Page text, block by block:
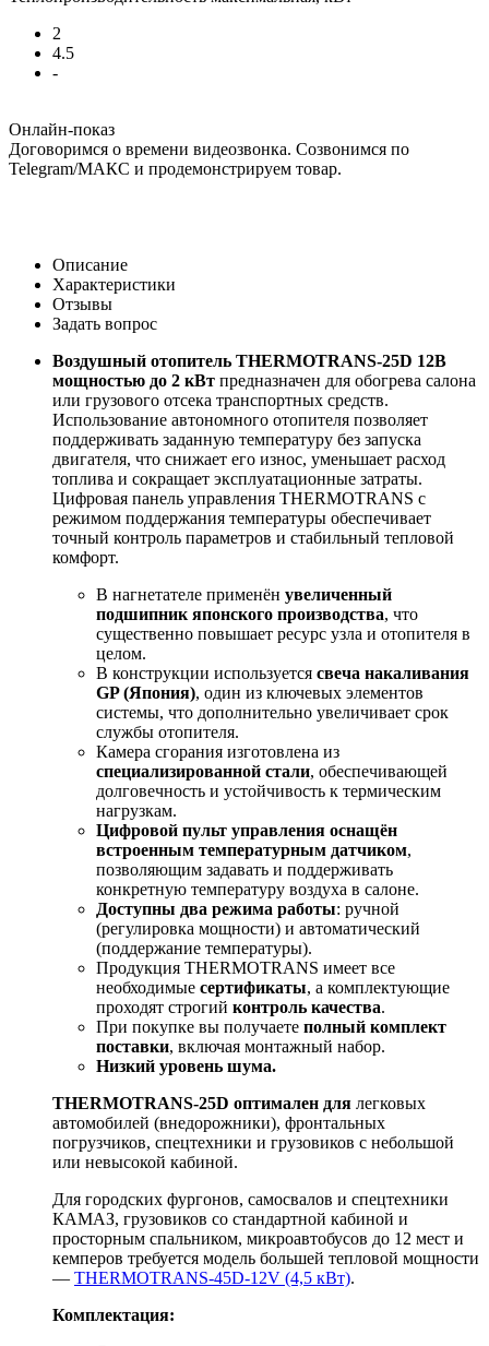
2
4.5
-
Онлайн-показ
Договоримся о времени видеозвонка. Созвонимся по
Telegram/МАКС и продемонстрируем товар.
Описание
Характеристики
Отзывы
Задать вопрос
Воздушный отопитель THERMOTRANS-25D 12В
мощностью до 2 кВт предназначен для обогрева салона
или грузового отсека транспортных средств.
Использование автономного отопителя позволяет
поддерживать заданную температуру без запуска
двигателя, что снижает его износ, уменьшает расход
топлива и сокращает эксплуатационные затраты.
Цифровая панель управления THERMOTRANS с
режимом поддержания температуры обеспечивает
точный контроль параметров и стабильный тепловой
комфорт.
В нагнетателе применён увеличенный
подшипник японского производства, что
существенно повышает ресурс узла и отопителя в
целом.
В конструкции используется свеча накаливания
GP (Япония), один из ключевых элементов
системы, что дополнительно увеличивает срок
службы отопителя.
Камера сгорания изготовлена из
специализированной стали, обеспечивающей
долговечность и устойчивость к термическим
нагрузкам.
Цифровой пульт управления оснащён
встроенным температурным датчиком,
позволяющим задавать и поддерживать
конкретную температуру воздуха в салоне.
Доступны два режима работы: ручной
(регулировка мощности) и автоматический
(поддержание температуры).
Продукция THERMOTRANS имеет все
необходимые сертификаты, а комплектующие
проходят строгий контроль качества.
При покупке вы получаете полный комплект
поставки, включая монтажный набор.
Низкий уровень шума.
THERMOTRANS-25D оптимален для легковых
автомобилей (внедорожники), фронтальных
погрузчиков, спецтехники и грузовиков с небольшой
или невысокой кабиной.
Для городских фургонов, самосвалов и спецтехники
КАМАЗ, грузовиков со стандартной кабиной и
просторным спальником, микроавтобусов до 12 мест и
кемперов требуется модель большей тепловой мощности
— THERMOTRANS-45D-12V (4,5 кВт).
Комплектация: